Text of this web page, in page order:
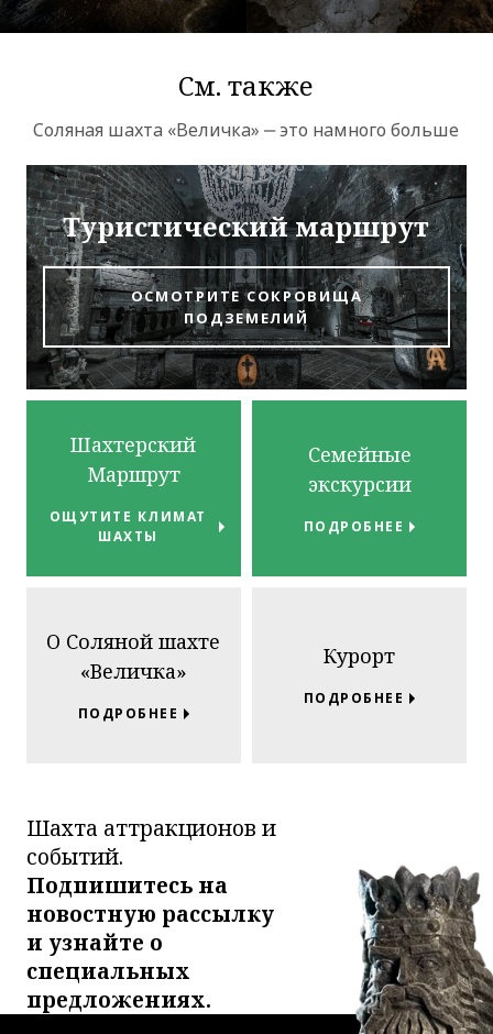
См. также
Соляная шахта «Величка» ‒ это намного больше
Туристический маршрут
ОСМОТРИТЕ СОКРОВИЩА
ПОДЗЕМЕЛИЙ
Шахтерский
Маршрут
ОЩУТИТЕ КЛИМАТ
ШАХТЫ
Семейные
экскурсии
ПОДРОБНЕЕ
О Соляной шахте
«Величка»
ПОДРОБНЕЕ
Курорт
ПОДРОБНЕЕ
Шахта аттракционов и
событий.
Подпишитесь на
новостную рассылку
и узнайте о
специальных
предложениях.
ОК